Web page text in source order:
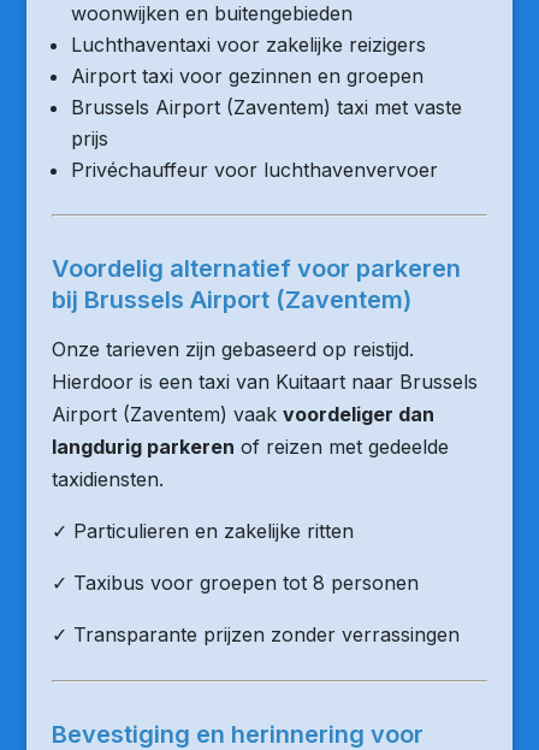
woonwijken en buitengebieden
Luchthaventaxi voor zakelijke reizigers
Airport taxi voor gezinnen en groepen
Brussels Airport (Zaventem) taxi met vaste
prijs
Privéchauffeur voor luchthavenvervoer
Voordelig alternatief voor parkeren
bij Brussels Airport (Zaventem)
Onze tarieven zijn gebaseerd op reistijd.
Hierdoor is een taxi van Kuitaart naar Brussels
Airport (Zaventem) vaak voordeliger dan
langdurig parkeren of reizen met gedeelde
taxidiensten.
✓ Particulieren en zakelijke ritten
✓ Taxibus voor groepen tot 8 personen
✓ Transparante prijzen zonder verrassingen
Bevestiging en herinnering voor